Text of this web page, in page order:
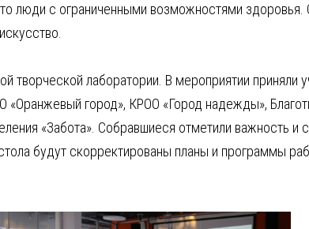
люди с ограниченными возможностями здоровья.
творческой лаборатории. В мероприятии приняли
город», КРОО «Город надежды»,
«Забота». Собравшиеся отметили важность и
будут скорректированы планы и программы